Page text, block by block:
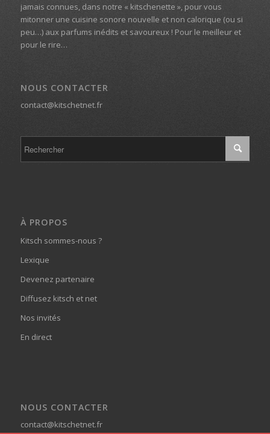
jamais connues, dans notre « kitschenette », pour vous
mitonner une cuisine sonore nouvelle et non calorique (ou si
peu…) aux parfums inédits et savoureux ! Pour le meilleur et
pour le rire…
NOUS CONTACTER
contact@kitschetnet.fr
À PROPOS
Kitsch sommes-nous ?
Lexique
Devenez partenaire
Diffusez kitsch et net
Nos invités
En direct
NOUS CONTACTER
contact@kitschetnet.fr